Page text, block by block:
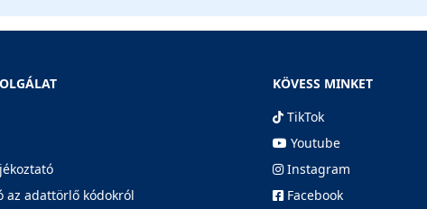
az adattörlő kódokról
KÖVESS MINKET
TikTok
Youtube
Instagram
Facebook